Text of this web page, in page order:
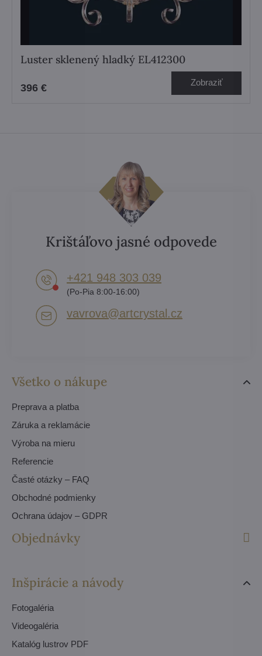
Luster sklenený hladký EL412300
396 € Zobraziť
Všetko o nákupe
Preprava a platba
Záruka a reklamácie
Výroba na mieru
Referencie
Časté otázky – FAQ
Obchodné podmienky
Ochrana údajov – GDPR
Objednávky
Inšpirácie a návody
Fotogaléria
Videogaléria
Katalóg lustrov PDF
Krištáľovo jasné odpovede
+421 948 303 039
(Po-Pia 8:00-16:00)
vavrova​@artcrystal​.cz